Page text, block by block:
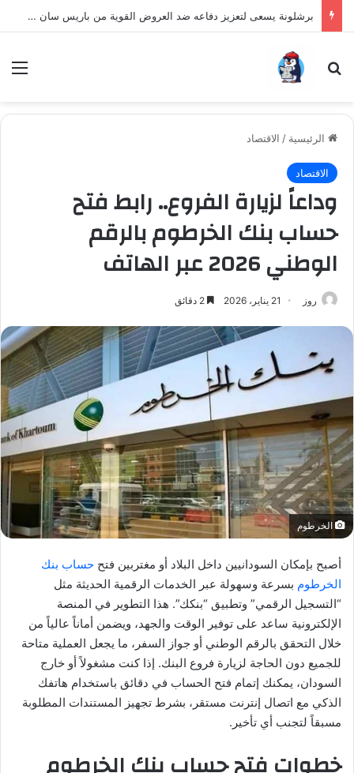
برشلونة يسعى لتعزيز دفاعه ضد العروض القوية من باريس سان جيرمان لنجم الأرجنتين
بحث عن
الرئيسية / الاقتصاد
الاقتصاد
وداعاً لزيارة الفروع.. رابط فتح
حساب بنك الخرطوم بالرقم
الوطني 2026 عبر الهاتف
روز 21 يناير، 2026
الخرطوم
أصبح بإمكان السودانيين داخل البلاد أو مغتربين فتح حساب بنك
الخرطوم بسرعة وسهولة عبر الخدمات الرقمية الحديثة مثل
“التسجيل الرقمي” وتطبيق “بنكك”. هذا التطوير في المنصة
الإلكترونية ساعد على توفير الوقت والجهد، ويضمن أماناً عالياً من
خلال التحقق بالرقم الوطني أو جواز السفر، ما يجعل العملية متاحة
للجميع دون الحاجة لزيارة فروع البنك. إذا كنت مشغولاً أو خارج
السودان، يمكنك إتمام فتح الحساب في دقائق باستخدام هاتفك
الذكي مع اتصال إنترنت مستقر، بشرط تجهيز المستندات المطلوبة
مسبقاً لتجنب أي تأخير.